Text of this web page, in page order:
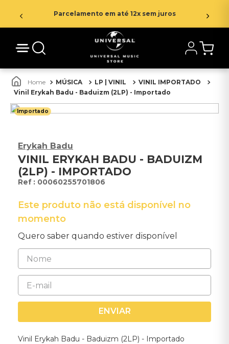
Parcelamento em até 12x sem juros
MÚSICA LP | VINIL
VINIL IMPORTADO
Vinil Erykah Badu - Baduizm (2LP) - Importado
Importado
Erykah Badu
VINIL ERYKAH BADU - BADUIZM
(2LP) - IMPORTADO
: 00060255701806
Este produto não está disponível no
momento
Quero saber quando estiver disponível
ENVIAR
Vinil Erykah Badu - Baduizm (2LP) - Importado